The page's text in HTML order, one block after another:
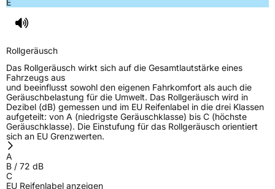
Rollgeräusch
Das Rollgeräusch wirkt sich auf die Gesamtlautstärke eines
Fahrzeugs aus
und beeinflusst sowohl den eigenen Fahrkomfort als auch die
Geräuschbelastung für die Umwelt. Das Rollgeräusch wird in
Dezibel (dB) gemessen und im EU Reifenlabel in die drei Klassen
aufgeteilt: von A (niedrigste Geräuschklasse) bis C (höchste
Geräuschklasse). Die Einstufung für das Rollgeräusch orientiert
sich an EU Grenzwerten.
A
B / 72 dB
C
EU Reifenlabel anzeigen